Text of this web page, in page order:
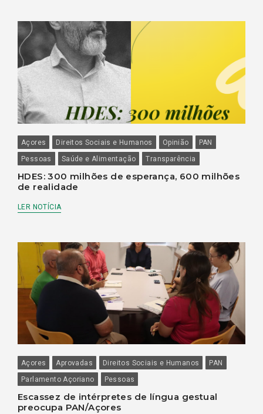
Açores Direitos Sociais e Humanos Opinião
PAN
Pessoas
Saúde e Alimentação Transparência
HDES: 300 milhões de esperança, 600 milhões
de realidade
LER NOTÍCIA
Açores Aprovadas Direitos Sociais e Humanos
PAN
Parlamento Açoriano
Pessoas
Escassez de intérpretes de língua gestual
preocupa PAN/Açores